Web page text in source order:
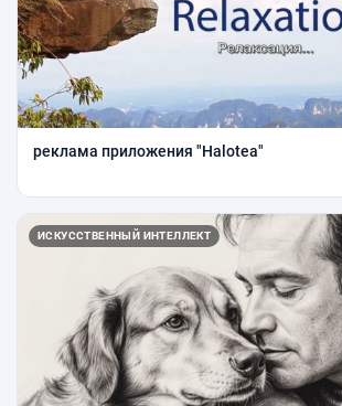
реклама приложения "Halotea"
ИСКУССТВЕННЫЙ ИНТЕЛЛЕКТ